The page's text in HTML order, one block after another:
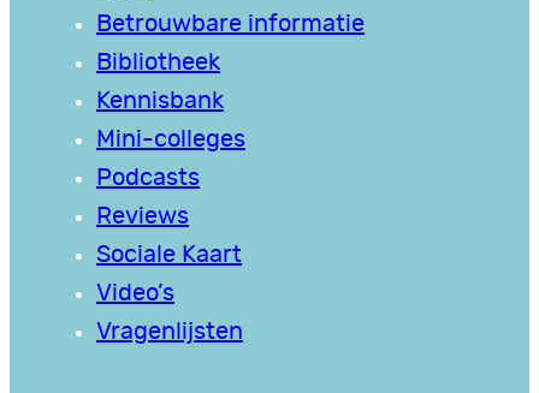
Betrouwbare informatie
Bibliotheek
Kennisbank
Mini-colleges
Podcasts
Reviews
Sociale Kaart
Video’s
Vragenlijsten